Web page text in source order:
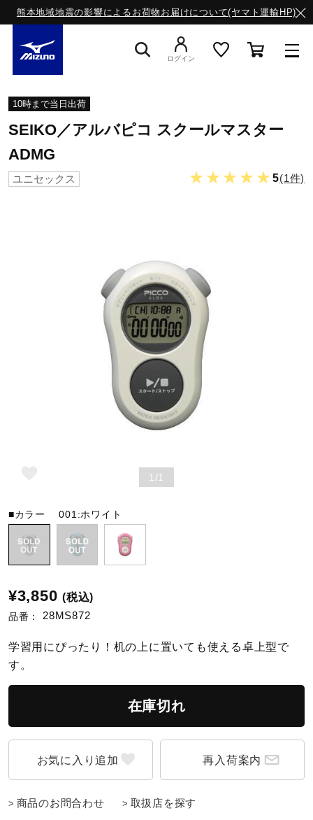
熊本地域地震の影響によるお荷物お届けについて(ヤマト運輸HP)
スニーカー
トレーニング
バレーボール
テニス／ソフトテニス
バドミントン
ソフトボール
柔道
ログイン
10時まで当日出荷
SEIKO／アルバピコ スクールマスター
ADMG
ユニセックス ★★★★★5(1件)
1/1
■カラー001:ホワイト
¥3,850 (税込)
品番： 28MS872
学習用にぴったり！机の上に置いても使える卓上型で
す。
在庫切れ
再入荷案内
商品のお問合わせ 取扱店を探す